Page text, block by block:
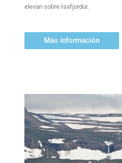
elevan sobre Isafjordur.
Más información